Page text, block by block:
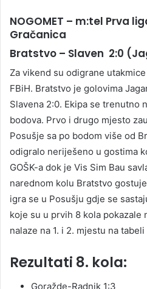
NOGOMET – m:tel Prva
Gračanica
Bratstvo – Slaven 2:0
Za vikend su odigrane
FBiH. Bratstvo je golovima
Slavena 2:0. Ekipa se trenutno
bodova. Prvo i drugo mjesto
Posušje sa po bodom više od
odigralo neriješeno u gostima
GOŠK-a dok je Vis Sim Bau
narednom kolu Bratstvo
igra se u Posušju gdje se
koje su u prvih 8 kola pokazale
nalaze na 1. i 2. mjestu na
Rezultati 8. kola:
Goražde-Radnik 1:3